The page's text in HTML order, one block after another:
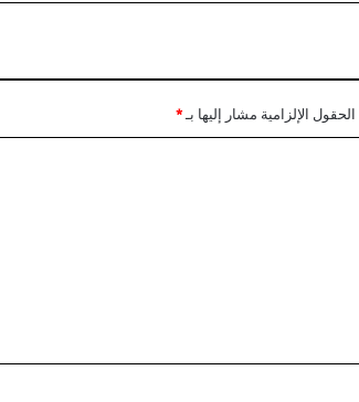
الحقول الإلزامية مشار إليها بـ*